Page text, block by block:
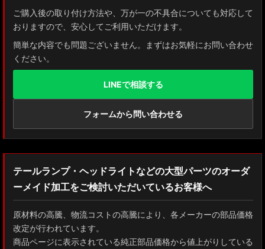
ご購入後の取り付け方法や、万が一の不具合についても対応して
おりますので、安心してご利用いただけます。
簡単な内容でも問題ございません。まずはお気軽にお問い合わせ
ください。
LINEで相談する
フォームから問い合わせる
テールランプ・ヘッドライトなどの大型パーツのオーダ
ーメイド加工をご検討いただいているお客様へ
原材料の高騰、物流コストの高騰により、各メーカーの部品価格
改定が行われています。
商品ページに表示されている純正部品価格から値上がりしている